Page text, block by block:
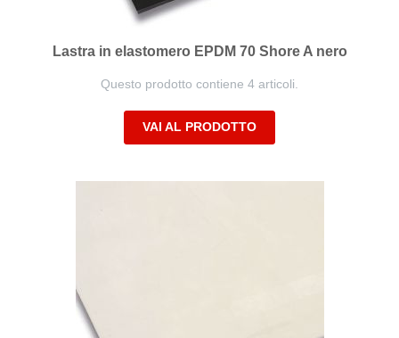
Lastra in elastomero EPDM 70 Shore A nero
Questo prodotto contiene 4 articoli.
VAI AL PRODOTTO